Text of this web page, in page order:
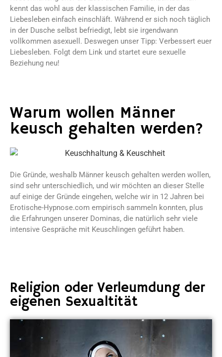
kennt das wohl aus der klassischen Familie, in der das
Liebesleben einfach einschläft. Während er sich noch täglich
in der Dusche selbst befriedigt, lebt sie irgendwann
vollkommen asexuell. Deswegen unser Tipp: Verbessert euer
Liebesleben. Folgt dem Link und startet eure sexuelle
Beziehung neu!
Warum wollen Männer
keusch gehalten werden?
Die Gründe, weshalb Männer keusch gehalten werden wollen,
sind sehr unterschiedlich, und wir möchten an dieser Stelle
auf einige der Gründe eingehen, welche wir in 12 Jahren bei
Erotische-Hypnose.com empirisch sammeln konnten, plus
die Erfahrungen unserer Dominas, die natürlich sehr viele
intensive Gespräche mit Keuschlingen geführt haben.
Religion oder Verleumdung der
eigenen Sexualtität